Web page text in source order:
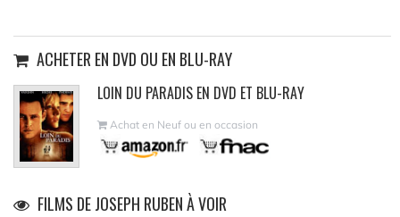
ACHETER EN DVD OU EN BLU-RAY
LOIN DU PARADIS EN DVD ET BLU-RAY
Achat en Neuf ou en occasion
FILMS DE JOSEPH RUBEN À VOIR